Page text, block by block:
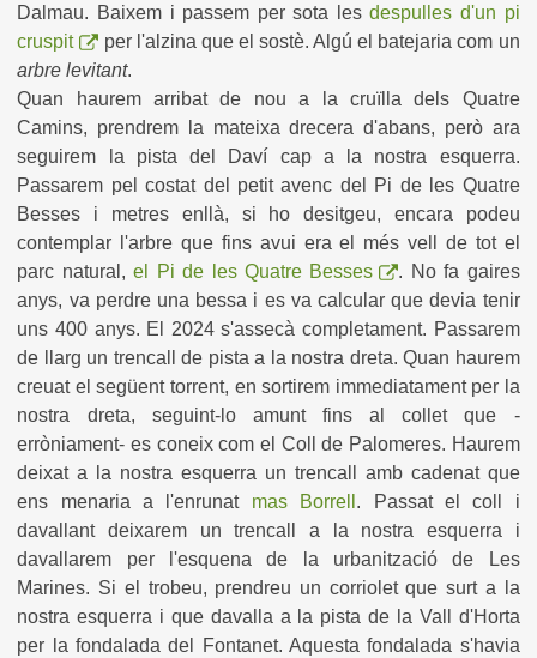
Dalmau. Baixem i passem per sota lesdespulles d'un pi
cruspit
per l'alzina que el sostè. Algú el batejaria com un
arbre levitant.
Quan haurem arribat de nou a la cruïlla dels Quatre
Camins, prendrem la mateixa drecera d'abans, però ara
seguirem la pista del Daví cap a la nostra esquerra.
Passarem pel costat del petit avenc del Pi de les Quatre
Besses i metres enllà, si ho desitgeu, encara podeu
contemplar l'arbre que fins avui era el més vell de tot el
parc natural,el Pi de les Quatre Besses
. No fa gaires
anys, va perdre una bessa i es va calcular que devia tenir
uns 400 anys. El 2024 s'assecà completament. Passarem
de llarg un trencall de pista a la nostra dreta. Quan haurem
creuat el següent torrent, en sortirem immediatament per la
nostra dreta, seguint-lo amunt fins al collet que -
erròniament- es coneix com el Coll de Palomeres. Haurem
deixat a la nostra esquerra un trencall amb cadenat que
ens menaria a l'enrunat mas Borrell . Passat el coll i
davallant deixarem un trencall a la nostra esquerra i
davallarem per l'esquena de la urbanització de Les
Marines. Si el trobeu, prendreu un corriolet que surt a la
nostra esquerra i que davalla a la pista de la Vall d'Horta
per la fondalada del Fontanet. Aquesta fondalada s'havia